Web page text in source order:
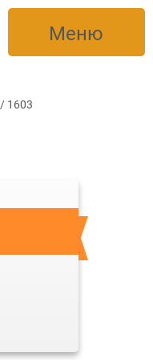
Меню
/ 1603